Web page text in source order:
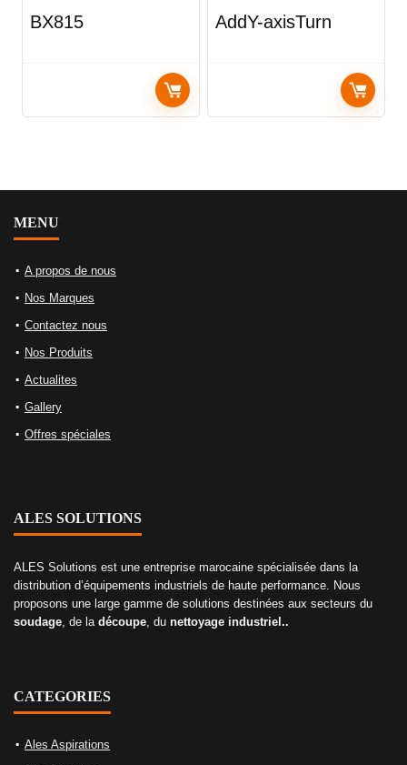
BX815 AddY-axisTurn
MENU
A propos de nous
Nos Marques
Contactez nous
Nos Produits
Actualites
Gallery
Offres spéciales
ALES SOLUTIONS
ALES Solutions est une entreprise marocaine spécialisée dans la
distribution d’équipements industriels de haute performance. Nous
proposons une large gamme de solutions destinées aux secteurs du
soudage, de la découpe, du nettoyage industriel..
CATEGORIES
Ales Aspirations